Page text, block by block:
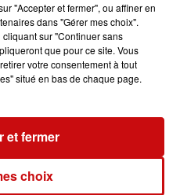
2024 à 17h00
"Accepter et fermer", ou affiner en
dans "Gérer mes choix".
sur "Continuer sans
que pour ce site. Vous
votre consentement à tout
situé en bas de chaque page.
choix
et fermer